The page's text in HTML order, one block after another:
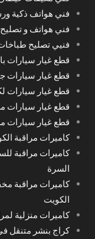
فني هواتف ذكية
فني هواتف و
فنيي تصليح
قطع غيار سيارات
قطع غيار سيارات
قطع غيار سيارات
قطع غيار
قطع غيار
كاميرات مراقبة الكويت
كاميرات مراقبة
السرة
كاميرات مراقبة
الكويت
كاميرات منزلية
كراج بنشر متنقل